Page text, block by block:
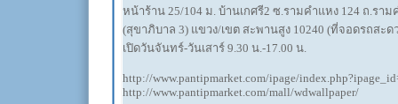
หน้าร้าน 25/104 ม. บ้านเกศรี2 ซ.รามคำแหง 124 ถ.ราม
(สุขาภิบาล 3) แขวง/เขต สะพานสูง 10240 (ที่จอดรถสะด
เปิดวันจันทร์-วันเสาร์ 9.30 น.-17.00 น.
http://www.pantipmarket.com/ipage/
http://www.pantipmarket.com/mall/wdwallpaper/